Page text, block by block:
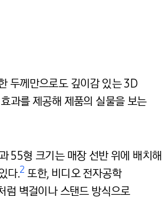
두께만으로도 깊이감 있는 3D
과를 제공해 제품의 실물을 보는
55형 크기는 매장 선반 위에 배치해
다.2 또한, 비디오 전자공학
벽걸이나 스탠드 방식으로